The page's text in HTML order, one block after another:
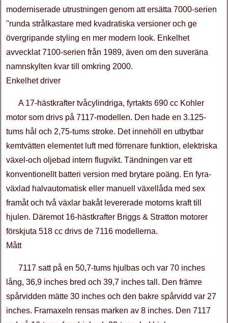
moderniserade utrustningen genom att ersätta 7000-serien
"runda strålkastare med kvadratiska versioner och ge
övergripande styling en mer modern look. Enkelhet
avvecklat 7100-serien från 1989, även om den suveräna
namnskylten kvar till omkring 2000.
Enkelhet driver
A 17-hästkrafter tvåcylindriga, fyrtakts 690 cc Kohler
motor som drivs på 7117-modellen. Den hade en 3.125-
tums hål och 2,75-tums stroke. Det innehöll en utbytbar
kemtvätten elementet luft med förrenare funktion, elektriska
växel-och oljebad intern flugvikt. Tändningen var ett
konventionellt batteri version med brytare poäng. En fyra-
växlad halvautomatisk eller manuell växellåda med sex
framåt och två växlar bakåt levererade motorns kraft till
hjulen. Däremot 16-hästkrafter Briggs & Stratton motorer
förskjuta 518 cc drivs de 7116 modellerna.
Mått
7117 satt på en 50,7-tums hjulbas och var 70 inches
lång, 36,9 inches bred och 39,7 inches tall. Den främre
spårvidden mätte 30 inches och den bakre spårvidd var 27
inches. Framaxeln rensas marken av 8 inches. Den 7117